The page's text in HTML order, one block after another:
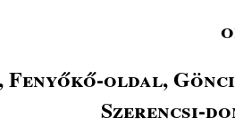
Fenyőkő-oldal,
Szerencsi-